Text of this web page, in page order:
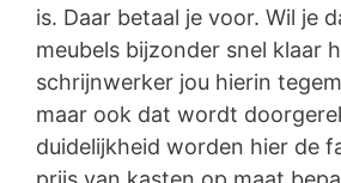
is. Daar betaal je voor. Wil je
meubels bijzonder snel klaar
schrijnwerker jou hierin
maar ook dat wordt
duidelijkheid worden hier de